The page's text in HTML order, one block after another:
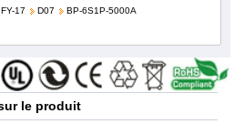
FY-17 D07 BP-6S1P-5000A
le produit